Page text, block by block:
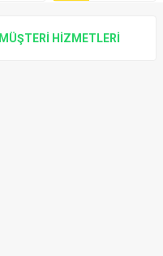
MÜŞTERİ HİZMETLERİ